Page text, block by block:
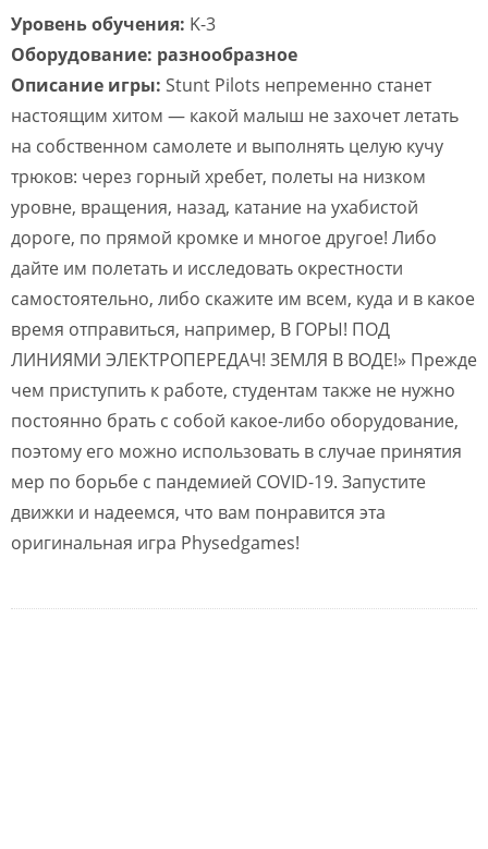
Уровень обучения: K-3
Оборудование: разнообразное
Описание игры: Stunt Pilots непременно станет
настоящим хитом — какой малыш не захочет летать
на собственном самолете и выполнять целую кучу
трюков: через горный хребет, полеты на низком
уровне, вращения, назад, катание на ухабистой
дороге, по прямой кромке и многое другое! Либо
дайте им полетать и исследовать окрестности
самостоятельно, либо скажите им всем, куда и в какое
время отправиться, например, В ГОРЫ! ПОД
ЛИНИЯМИ ЭЛЕКТРОПЕРЕДАЧ! ЗЕМЛЯ В ВОДЕ!» Прежде
чем приступить к работе, студентам также не нужно
постоянно брать с собой какое-либо оборудование,
поэтому его можно использовать в случае принятия
мер по борьбе с пандемией COVID-19. Запустите
движки и надеемся, что вам понравится эта
оригинальная игра Physedgames!